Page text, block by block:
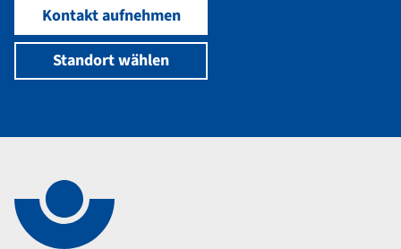
Kontakt aufnehmen
Standort wählen